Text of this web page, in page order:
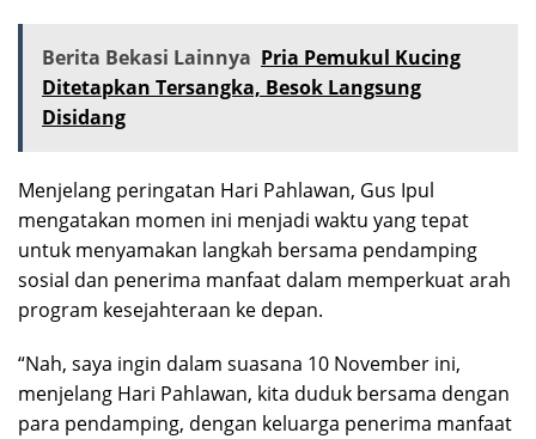
Berita Bekasi Lainnya Pria Pemukul Kucing
Ditetapkan Tersangka, Besok Langsung
Disidang
Menjelang peringatan Hari Pahlawan, Gus Ipul
mengatakan momen ini menjadi waktu yang tepat
untuk menyamakan langkah bersama pendamping
sosial dan penerima manfaat dalam memperkuat arah
program kesejahteraan ke depan.
“Nah, saya ingin dalam suasana 10 November ini,
menjelang Hari Pahlawan, kita duduk bersama dengan
para pendamping, dengan keluarga penerima manfaat